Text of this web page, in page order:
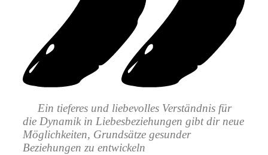
Ein tieferes und liebevolles Verständnis für
die Dynamik in Liebesbeziehungen gibt dir neue
Möglichkeiten, Grundsätze gesunder
Beziehungen zu entwickeln